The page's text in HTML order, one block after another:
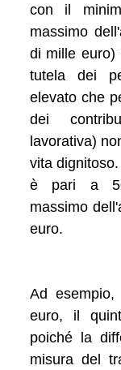
con il
massimo
di mille euro)
tutela dei
elevato che
dei
lavorativa)
vita
è pari a
massimo
euro.
Ad
euro, il
poiché la
misura del